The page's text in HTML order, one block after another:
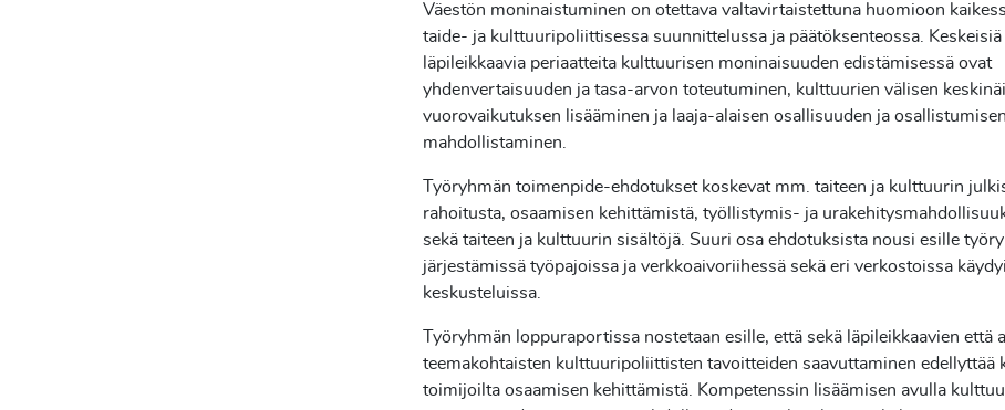
Väestön moninaistuminen on otettava valtavirtaistettuna huomioon
taide- ja kulttuuripoliittisessa suunnittelussa ja päätöksenteossa. Keskeisiä
läpileikkaavia periaatteita kulttuurisen moninaisuuden edistämisessä ovat
yhdenvertaisuuden ja tasa-arvon toteutuminen, kulttuurien välisen
vuorovaikutuksen lisääminen ja laaja-alaisen osallisuuden ja osallistumisen
mahdollistaminen.
Työryhmän toimenpide-ehdotukset koskevat mm. taiteen ja kulttuurin
rahoitusta, osaamisen kehittämistä, työllistymis- ja
sekä taiteen ja kulttuurin sisältöjä. Suuri osa ehdotuksista nousi esille
järjestämissä työpajoissa ja verkkoaivoriihessä sekä eri verkostoissa
keskusteluissa.
Työryhmän loppuraportissa nostetaan esille, että sekä läpileikkaavien että
teemakohtaisten kulttuuripoliittisten tavoitteiden saavuttaminen edellyttää
toimijoilta osaamisen kehittämistä. Kompetenssin lisäämisen avulla